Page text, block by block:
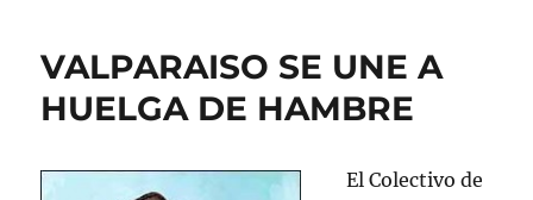
VALPARAISO SE UNE A
HUELGA DE HAMBRE
El Colectivo de